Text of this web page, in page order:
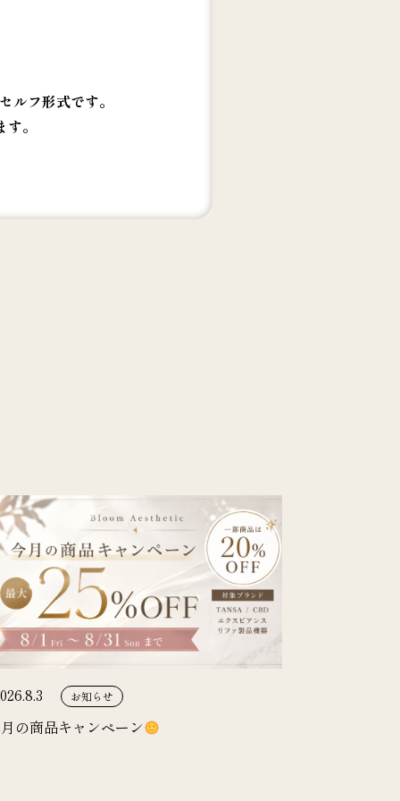
フ形式です。
。
お知らせ
の商品キャンペーン